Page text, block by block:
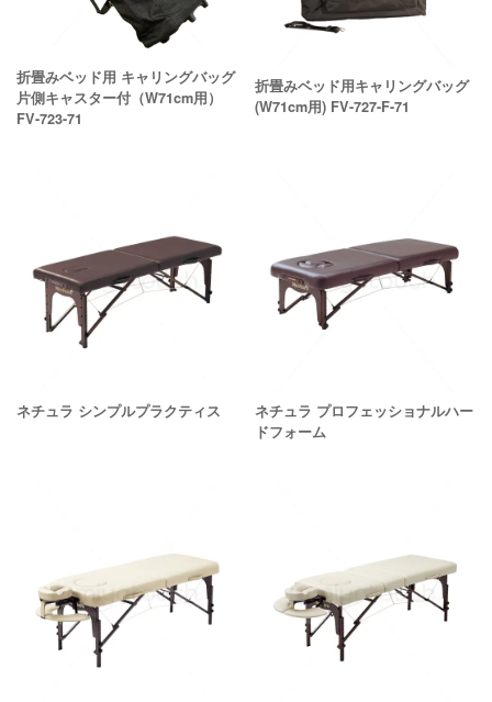
折畳みベッド用 キャリングバッグ
片側キャスター付（W71cm用）
FV-723-71
折畳みベッド用キャリングバッグ
(W71cm用) FV-727-F-71
ネチュラ シンプルプラクティス
ネチュラ プロフェッショナルハー
ドフォーム